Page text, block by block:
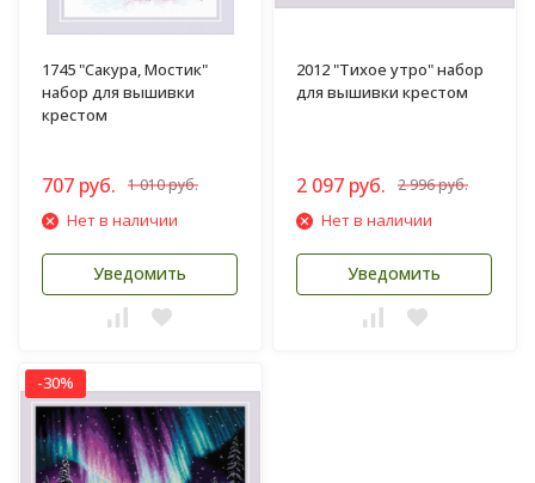
1745 "Сакура, Мостик"
набор для вышивки
крестом
707 руб. 1 010 руб.
Нет в наличии
Уведомить
2012 "Тихое утро" набор
для вышивки крестом
2 097 руб. 2 996 руб.
Нет в наличии
Уведомить
-30%